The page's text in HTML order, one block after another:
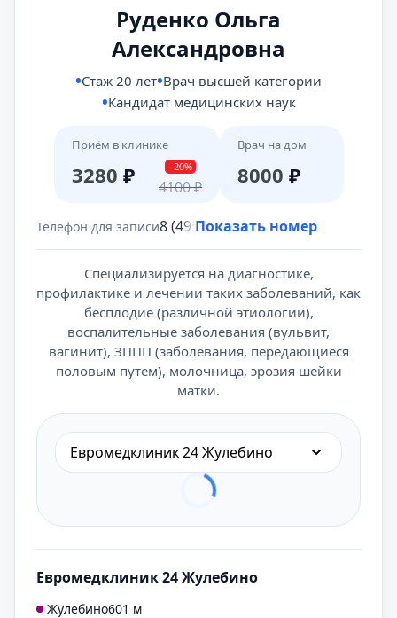
Руденко Ольга
Александровна
Стаж 20 лет Врач высшей категории
Кандидат медицинских наук
Приём в клинике
3280 ₽ -20%
4100₽
Врач на дом
8000 ₽
Телефон для записи8 (495) 431-69-47
Показать номер
Специализируется на диагностике,
профилактике и лечении таких заболеваний, как
бесплодие (различной этиологии),
воспалительные заболевания (вульвит,
вагинит), ЗППП (заболевания, передающиеся
половым путем), молочница, эрозия шейки
матки.
Евромедклиник 24 Жулебино
Евромедклиник 24 Жулебино
Жулебино601 м